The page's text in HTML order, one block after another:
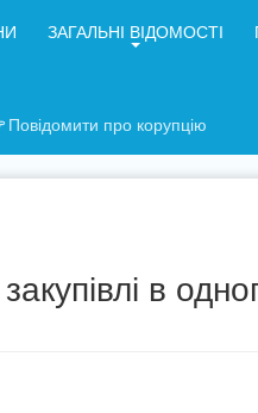
Повідомити про корупцію
ЗАГАЛЬНІ ВІДОМОСТІ
в